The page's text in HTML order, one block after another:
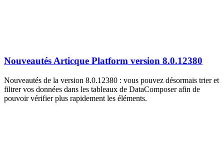
Nouveautés Articque Platform version 8.0.12380
Nouveautés de la version 8.0.12380 : vous pouvez désormais trier et
filtrer vos données dans les tableaux de DataComposer afin de
pouvoir vérifier plus rapidement les éléments.